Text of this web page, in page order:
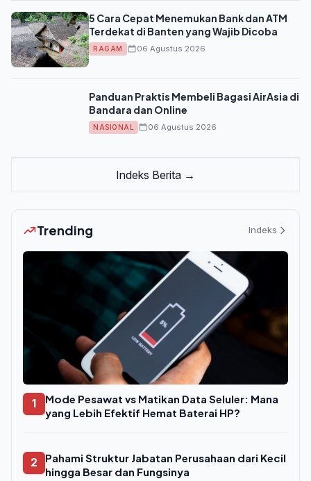
5 Cara Cepat Menemukan Bank dan ATM
Terdekat di Banten yang Wajib Dicoba
RAGAM 06 Agustus 2026
Panduan Praktis Membeli Bagasi AirAsia di
Bandara dan Online
NASIONAL 06 Agustus 2026
Indeks Berita →
Trending Indeks
1
Mode Pesawat vs Matikan Data Seluler: Mana
yang Lebih Efektif Hemat Baterai HP?
2
Pahami Struktur Jabatan Perusahaan dari Kecil
hingga Besar dan Fungsinya